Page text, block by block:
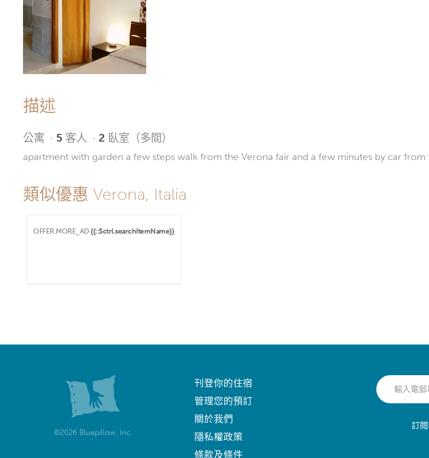
描述
公寓 · 5 客人 · 2 臥室（多間）
apartment with garden a few steps walk from the Verona fair and a few minutes by car
類似優惠 Verona, Italia
OFFER.MORE_AD {{::$ctrl.searchItemName}}
©2026 Bluepillow, Inc.
刊登你的住宿
管理您的預訂
關於我們
隱私權政策
條款及條件
訂